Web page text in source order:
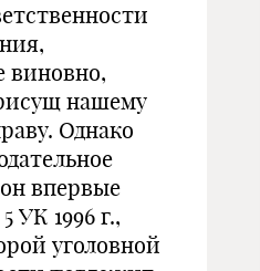
виновно,
нашему
Однако
впервые
УК 1996 г.,
уголовной